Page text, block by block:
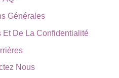
Générales
Et De La Confidentialité
Nous